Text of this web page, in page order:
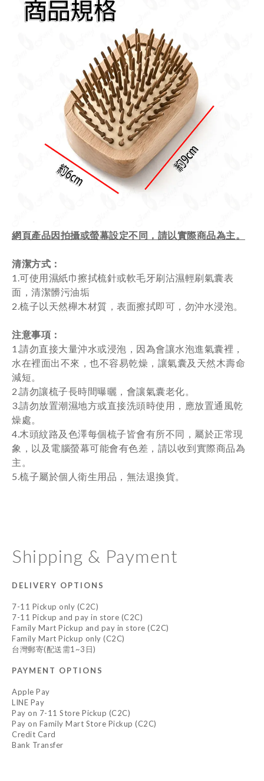
網頁產品因拍攝或螢幕設定不同，請以實際商品為主。
清潔方式：
1.可使用濕紙巾擦拭梳針或軟毛牙刷沾濕輕刷氣囊表
面，清潔髒污油垢
2.梳子以天然櫸木材質，表面擦拭即可，勿沖水浸泡。
注意事項：
1.請勿直接大量沖水或浸泡，因為會讓水泡進氣囊裡，
水在裡面出不來，也不容易乾燥，讓氣囊及天然木壽命
減短。
2.請勿讓梳子長時間曝曬，會讓氣囊老化。
3.請勿放置潮濕地方或直接洗頭時使用，應放置通風乾
燥處。
4.木頭紋路及色澤每個梳子皆會有所不同，屬於正常現
象，以及電腦螢幕可能會有色差，請以收到實際商品為
主。
5.梳子屬於個人衛生用品，無法退換貨。
Shipping & Payment
DELIVERY OPTIONS
7-11 Pickup only (C2C)
7-11 Pickup and pay in store (C2C)
Family Mart Pickup and pay in store (C2C)
Family Mart Pickup only (C2C)
台灣郵寄(配送需1~3日)
PAYMENT OPTIONS
Apple Pay
LINE Pay
Pay on 7-11 Store Pickup (C2C)
Pay on Family Mart Store Pickup (C2C)
Credit Card
Bank Transfer